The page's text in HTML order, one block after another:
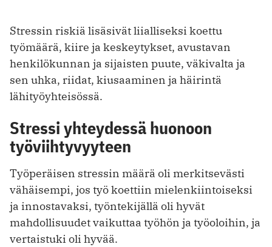
Stressin riskiä lisäsivät liialliseksi koettu
työmäärä, kiire ja keskeytykset, avustavan
henkilökunnan ja sijaisten puute, väkivalta ja
sen uhka, riidat, kiusaaminen ja häirintä
lähityöyhteisössä.
Stressi yhteydessä huonoon
työviihtyvyyteen
Työperäisen stressin määrä oli merkitsevästi
vähäisempi, jos työ koettiin mielenkiintoiseksi
ja innostavaksi, työntekijällä oli hyvät
mahdollisuudet vaikuttaa työhön ja työoloihin, ja
vertaistuki oli hyvää.